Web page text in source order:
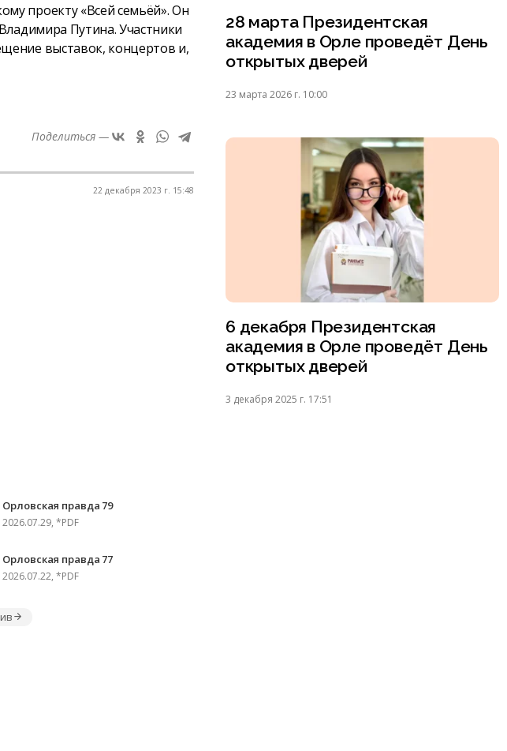
проекту «Всей семьёй». Он
Путина. Участники
выставок, концертов и,
Поделиться —
22 декабря 2023 г. 15:48
28 марта Президентская
академия в Орле проведёт День
открытых дверей
23 марта 2026 г. 10:00
6 декабря Президентская
академия в Орле проведёт День
открытых дверей
3 декабря 2025 г. 17:51
Орловская правда 79
2026.07.29, *PDF
Орловская правда 77
2026.07.22, *PDF